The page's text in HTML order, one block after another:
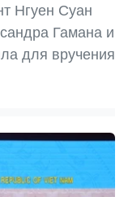
Нгуен Суан
Гамана и
для вручения